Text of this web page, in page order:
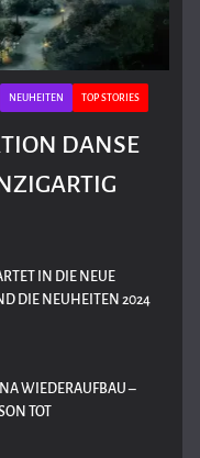
NEUHEITEN TOP STORIES
DANSE
IN DIE NEUE
DIE NEUHEITEN 2024
WIEDERAUFBAU –
TOT